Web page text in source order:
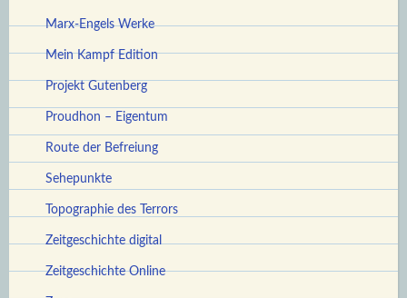
Marx-Engels Werke
Mein Kampf Edition
Projekt Gutenberg
Proudhon – Eigentum
Route der Befreiung
Sehepunkte
Topographie des Terrors
Zeitgeschichte digital
Zeitgeschichte Online